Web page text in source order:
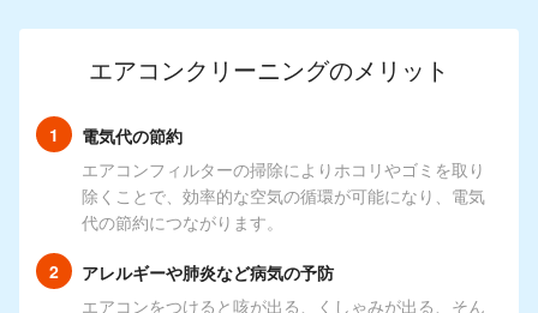
エアコンクリーニングのメリット
電気代の節約
エアコンフィルターの掃除によりホコリやゴミを取り
除くことで、効率的な空気の循環が可能になり、電気
代の節約につながります。
アレルギーや肺炎など病気の予防
エアコンをつけると咳が出る、くしゃみが出る、そん